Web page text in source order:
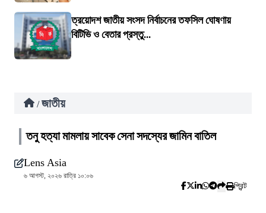
ত্রয়োদশ জাতীয় সংসদ নির্বাচনের তফসিল ঘোষণায়
বিটিভি ও বেতার প্রস্তু...
/ জাতীয়
তনু হত্যা মামলায় সাবেক সেনা সদস্যের জামিন বাতিল
Lens Asia
৬ আগস্ট, ২০২৬ রাত্রি ১০:০৬
প্রিন্ট